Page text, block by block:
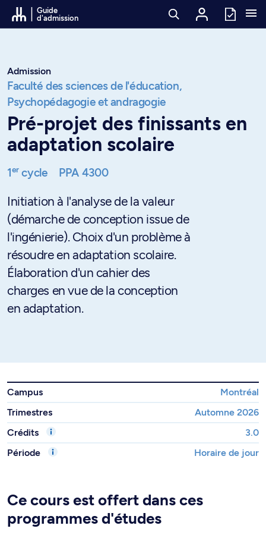
Passer au contenu
Guide
d'admission
Admission
Faculté des sciences de l'éducation,
Psychopédagogie et andragogie
Pré-projet des finissants en
adaptation scolaire
1ercycle PPA 4300
Initiation à l'analyse de la valeur
(démarche de conception issue de
l'ingénierie). Choix d'un problème à
résoudre en adaptation scolaire.
Élaboration d'un cahier des
charges en vue de la conception
en adaptation.
Campus
Montréal
Trimestres
Automne 2026
Crédits
3.0
Période
Horaire de jour
Ce cours est offert dans ces
programmes d'études